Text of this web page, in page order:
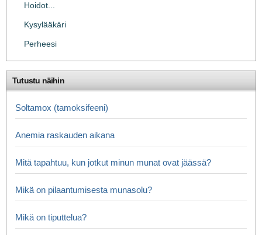
Hoidot...
Kysylääkäri
Perheesi
Tutustu näihin
Soltamox (tamoksifeeni)
Anemia raskauden aikana
Mitä tapahtuu, kun jotkut minun munat ovat jäässä?
Mikä on pilaantumisesta munasolu?
Mikä on tiputtelua?